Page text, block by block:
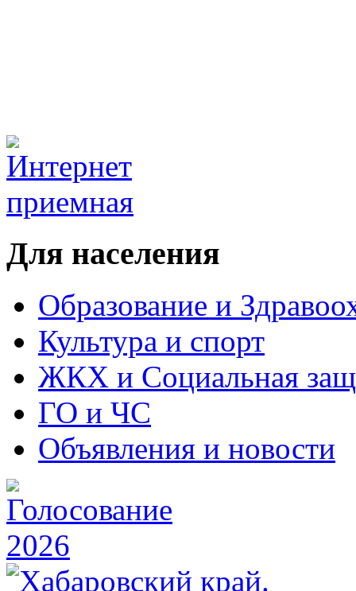
Для населения
Образование и
Культура и спорт
ЖКХ и Социальная
ГО и ЧС
Объявления и новости